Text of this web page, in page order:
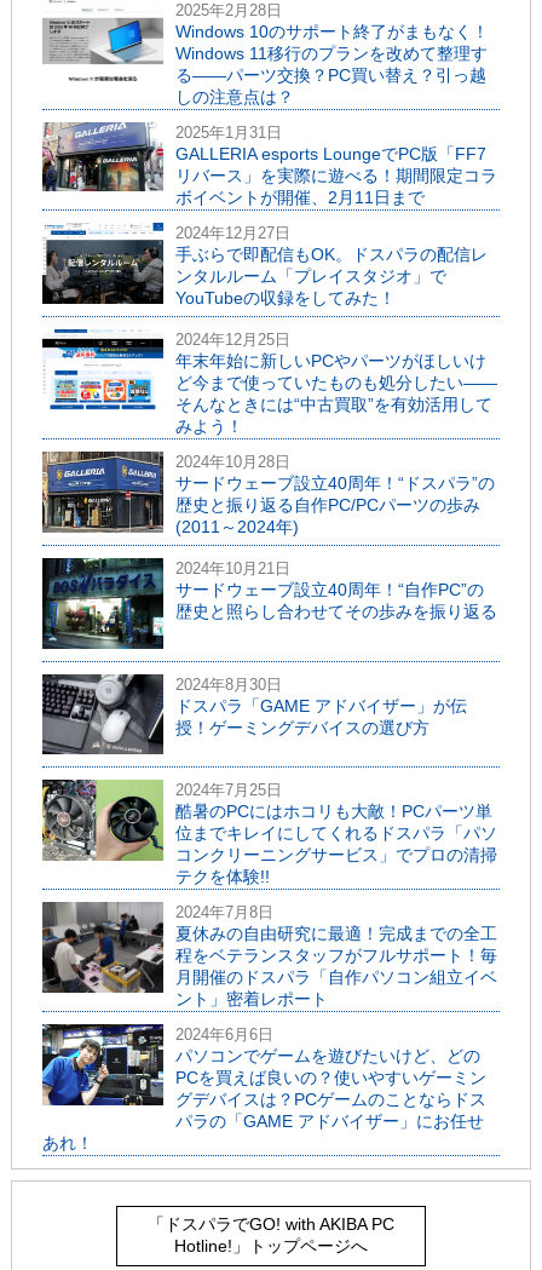
2025年2月28日
Windows 10のサポート終了がまもなく！
Windows 11移行のプランを改めて整理す
る――パーツ交換？PC買い替え？引っ越
しの注意点は？
2025年1月31日
GALLERIA esports LoungeでPC版「FF7
リバース」を実際に遊べる！期間限定コラ
ボイベントが開催、2月11日まで
2024年12月27日
手ぶらで即配信もOK。ドスパラの配信レ
ンタルルーム「プレイスタジオ」で
YouTubeの収録をしてみた！
2024年12月25日
年末年始に新しいPCやパーツがほしいけ
ど今まで使っていたものも処分したい――
そんなときには“中古買取”を有効活用して
みよう！
2024年10月28日
サードウェーブ設立40周年！“ドスパラ”の
歴史と振り返る自作PC/PCパーツの歩み
(2011～2024年)
2024年10月21日
サードウェーブ設立40周年！“自作PC”の
歴史と照らし合わせてその歩みを振り返る
2024年8月30日
ドスパラ「GAME アドバイザー」が伝
授！ゲーミングデバイスの選び方
2024年7月25日
酷暑のPCにはホコリも大敵！PCパーツ単
位までキレイにしてくれるドスパラ「パソ
コンクリーニングサービス」でプロの清掃
テクを体験!!
2024年7月8日
夏休みの自由研究に最適！完成までの全工
程をベテランスタッフがフルサポート！毎
月開催のドスパラ「自作パソコン組立イベ
ント」密着レポート
2024年6月6日
パソコンでゲームを遊びたいけど、どの
PCを買えば良いの？使いやすいゲーミン
グデバイスは？PCゲームのことならドス
パラの「GAME アドバイザー」にお任せ
あれ！
「ドスパラでGO! with AKIBA PC
Hotline!」トップページへ